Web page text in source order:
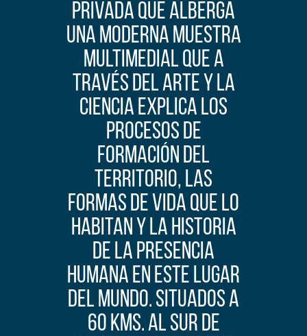
privada que alberga
una moderna muestra
multimedial que a
través del arte y la
ciencia explica los
procesos de
formación del
territorio, las
formas de vida que lo
habitan y la historia
de la presencia
humana en este lugar
del mundo. SITUADOS A
60 KMS. AL SUR DE